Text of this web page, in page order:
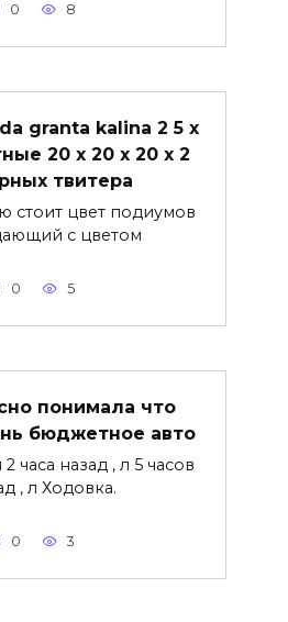
0 8
granta kalina 2 5 х
20 х 20 х 20 х 2
твитера
стоит цвет подиумов
с цветом
0 5
понимала что
бюджетное авто
2 часа назад , л 5 часов
, л Ходовка.
0 3